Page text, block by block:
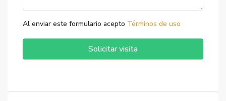
Al enviar este formulario acepto Términos de uso
Solicitar visita